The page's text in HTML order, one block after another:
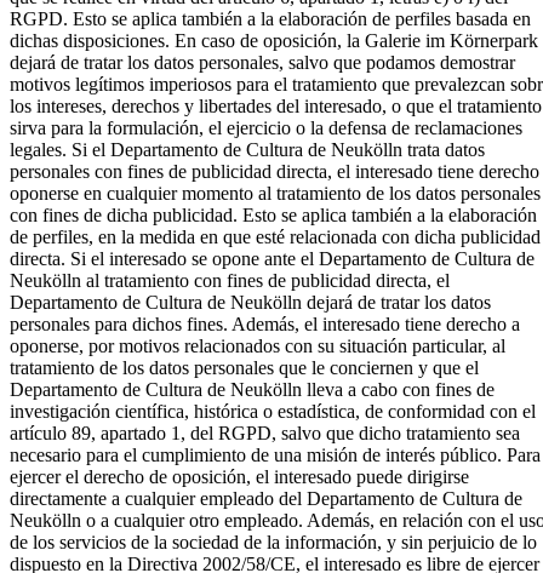
RGPD. Esto se aplica también a la elaboración de perfiles basada en
dichas disposiciones. En caso de oposición, la Galerie im Körnerpark
dejará de tratar los datos personales, salvo que podamos demostrar
motivos legítimos imperiosos para el tratamiento que prevalezcan
los intereses, derechos y libertades del interesado, o que el tratamiento
sirva para la formulación, el ejercicio o la defensa de reclamaciones
legales. Si el Departamento de Cultura de Neukölln trata datos
personales con fines de publicidad directa, el interesado tiene derecho
oponerse en cualquier momento al tratamiento de los datos personales
con fines de dicha publicidad. Esto se aplica también a la elaboración
de perfiles, en la medida en que esté relacionada con dicha publicidad
directa. Si el interesado se opone ante el Departamento de Cultura de
Neukölln al tratamiento con fines de publicidad directa, el
Departamento de Cultura de Neukölln dejará de tratar los datos
personales para dichos fines. Además, el interesado tiene derecho a
oponerse, por motivos relacionados con su situación particular, al
tratamiento de los datos personales que le conciernen y que el
Departamento de Cultura de Neukölln lleva a cabo con fines de
investigación científica, histórica o estadística, de conformidad con el
artículo 89, apartado 1, del RGPD, salvo que dicho tratamiento sea
necesario para el cumplimiento de una misión de interés público. Para
ejercer el derecho de oposición, el interesado puede dirigirse
directamente a cualquier empleado del Departamento de Cultura de
Neukölln o a cualquier otro empleado. Además, en relación con el
de los servicios de la sociedad de la información, y sin perjuicio de lo
dispuesto en la Directiva 2002/58/CE, el interesado es libre de ejercer